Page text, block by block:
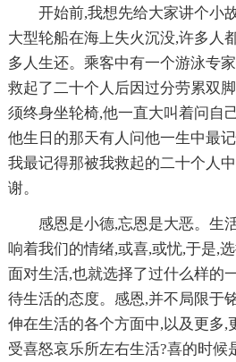
开始前,我想先给大家讲个小
大型轮船在海上失火沉没,许多人
多人生还。乘客中有一个游泳专
救起了二十个人后因过分劳累双
须终身坐轮椅,他一直大叫着问自
他生日的那天有人问他一生中最
我最记得那被我救起的二十个人
谢。
感恩是小德,忘恩是大恶。生
响着我们的情绪,或喜,或忧,于是,
面对生活,也就选择了过什么样的
待生活的态度。感恩,并不局限于
伸在生活的各个方面中,以及更多,
受喜怒哀乐所左右生活?喜的时候